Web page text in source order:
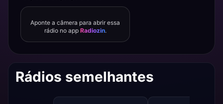
Aponte a câmera para abrir essa
rádio no app Radiozin.
Rádios semelhantes